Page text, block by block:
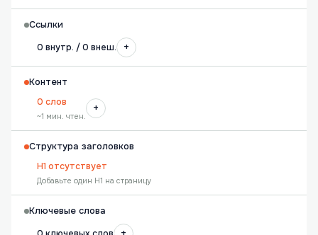
Ссылки
0 внутр. / 0 внеш.
+
Контент
0 слов
~1 мин. чтен.
+
Структура заголовков
H1 отсутствует
Добавьте один H1 на страницу
Ключевые слова